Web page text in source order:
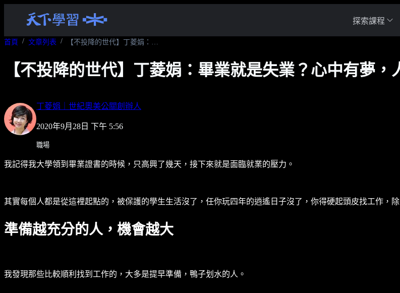
探索課程
首頁 文章列表 【不投降的世代】丁菱娟：畢業就是失業？心中有夢，人生就不會留白
【不投降的世代】丁菱娟：畢業就是失業？心中有夢，
丁菱娟｜世紀奧美公關創辦人
2020年9月28日 下午 5:56
職場
我記得我大學領到畢業證書的時候，只高興了幾天，接下來就是面臨就業的壓力。
其實每個人都是從這裡起點的，被保護的學生生活沒了，任你玩四年的逍遙日子沒了，你得硬起頭皮找工作，
準備越充分的人，機會越大
我發現那些比較順利找到工作的，大多是提早準備，鴨子划水的人。